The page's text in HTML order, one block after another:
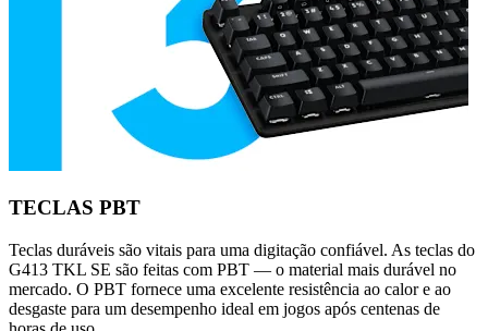
TECLAS PBT
Teclas duráveis são vitais para uma digitação confiável. As teclas do
G413 TKL SE são feitas com PBT — o material mais durável no
mercado. O PBT fornece uma excelente resistência ao calor e ao
desgaste para um desempenho ideal em jogos após centenas de